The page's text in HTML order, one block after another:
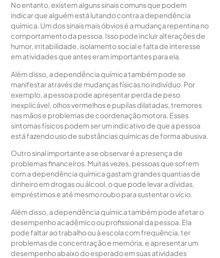
No entanto, existem alguns sinais comuns que podem
indicar que alguém está lutando contra a dependência
química. Um dos sinais mais óbvios é a mudança repentina no
comportamento da pessoa. Isso pode incluir alterações de
humor, irritabilidade, isolamento social e falta de interesse
em atividades que antes eram importantes para ela.
Além disso, a dependência química também pode se
manifestar através de mudanças físicas no indivíduo. Por
exemplo, a pessoa pode apresentar perda de peso
inexplicável, olhos vermelhos e pupilas dilatadas, tremores
nas mãos e problemas de coordenação motora. Esses
sintomas físicos podem ser um indicativo de que a pessoa
está fazendo uso de substâncias químicas de forma abusiva.
Outro sinal importante a se observar é a presença de
problemas financeiros. Muitas vezes, pessoas que sofrem
com a dependência química gastam grandes quantias de
dinheiro em drogas ou álcool, o que pode levar a dívidas,
empréstimos e até mesmo roubo para sustentar o vício.
Além disso, a dependência química também pode afetar o
desempenho acadêmico ou profissional da pessoa. Ela
pode faltar ao trabalho ou à escola com frequência, ter
problemas de concentração e memória, e apresentar um
desempenho abaixo do esperado em suas atividades